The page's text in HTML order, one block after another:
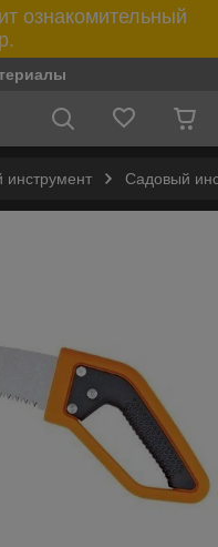
ознакомительный
Садовый